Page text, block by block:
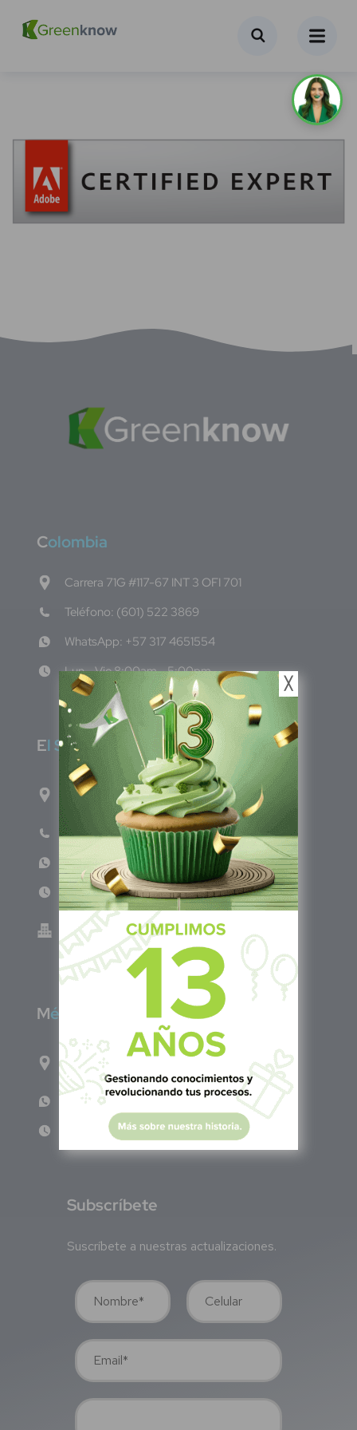
Colombia
Carrera 71G #117-67 INT 3 OFI 701
Teléfono: (601) 522 3869
WhatsApp: +57 317 4651554
Lun - Vie 8:00am - 5:00pm
El Salvador
1ro Cll Pte, y 61 Av Nte, #3206, Local 9, San
Salvador Centro
Teléfono: +503 6986 1402
WhatsApp: +503 7687 3923
Lun - Vie 8:00am - 5:00pm
Green Know S.A de C.V - El Salvador 0614-
220118-102-0
México
Calle Pitágoras 234, Col. Narvarte Poniente,
Alcaldía Benito Juárez, C.P. 03020, CDMX
WhatsApp: +52 1 331 407 6342
Lun - Vie 8:00 am - 5:00 pm
Subscríbete
Suscríbete a nuestras actualizaciones.
╳